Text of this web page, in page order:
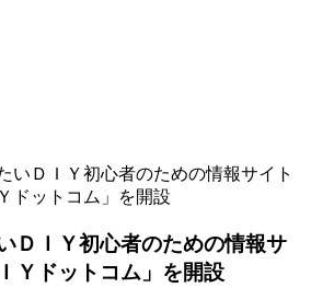
いＤＩＹ初心者のための情報サイト
ドットコム」を開設
ＤＩＹ初心者のための情報サ
Ｙドットコム」を開設